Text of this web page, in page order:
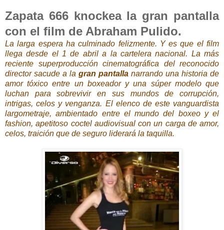
Zapata 666 knockea la gran pantalla
con el film de Abraham Pulido.
La larga espera ha culminado felizmente. Y es que el film
llega desde el 1 de abril a la cartelera nacional. La más
reciente superproducción cinematográfica del reconocido
director sacude a la gran pantalla narrando una historia de
amor tóxico entre un boxeador y una súper modelo que
luchan para sobrevivir en sus mundos de corrupción,
intrigas, celos y venganza. El elenco de este vanguardista
largometraje, ambientado entre el mundo del boxeo y el
fashion, apetitoso coctel audiovisual con un carga de amor,
celos, traición que de seguro liderará la taquilla.